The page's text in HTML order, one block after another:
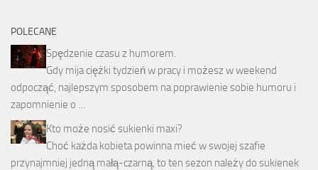
POLECANE
Spędzenie czasu z humorem.
Gdy mija ciężki tydzień w pracy i możesz w weekend
odpocząć, najlepszym sposobem na poprawienie sobie humoru i
zapomnienie o …
Kto może nosić sukienki maxi?
Choć każda kobieta powinna mieć w swojej szafie
przynajmniej jedną małą-czarną, to ten sezon należy do sukienek